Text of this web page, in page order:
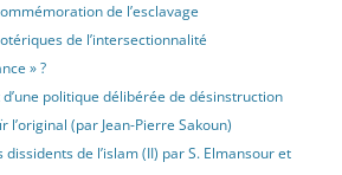
de l’esclavage
de l’intersectionnalité
» ?
politique délibérée de désinstruction
l’original (par Jean-Pierre Sakoun)
de l’islam (II) par S. Elmansour et